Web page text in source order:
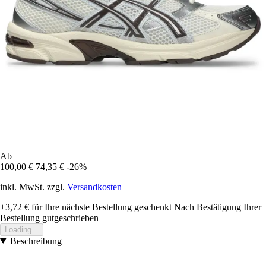
Ab
100,00 € 74,35 € -26%
inkl. MwSt. zzgl. Versandkosten
+3,72 € für Ihre nächste Bestellung geschenkt Nach Bestätigung Ihrer
Bestellung gutgeschrieben
Loading...
Beschreibung